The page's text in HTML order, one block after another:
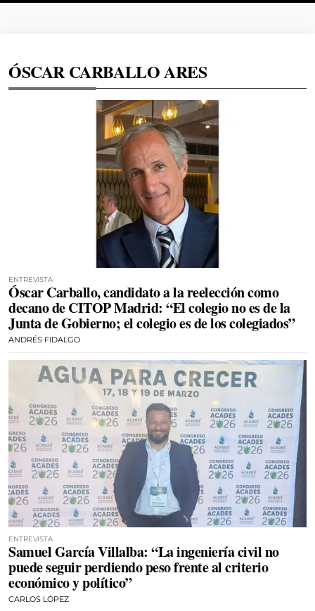
ÓSCAR CARBALLO ARES
ENTREVISTA
Óscar Carballo, candidato a la reelección como
decano de CITOP Madrid: “El colegio no es de la
Junta de Gobierno; el colegio es de los colegiados”
ANDRÉS FIDALGO
ENTREVISTA
Samuel García Villalba: “La ingeniería civil no
puede seguir perdiendo peso frente al criterio
económico y político”
CARLOS LÓPEZ